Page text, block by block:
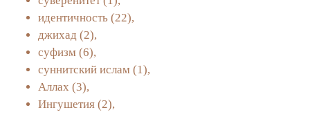
идентичность (22),
джихад (2),
суфизм (6),
суннитский ислам (1),
Аллах (3),
Ингушетия (2),